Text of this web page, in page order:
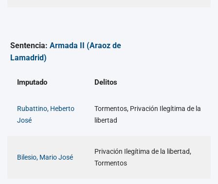
Sentencia:Armada II (Araoz de
Lamadrid)
Imputado Delitos
Rubattino, Heberto
José
Tormentos, Privación Ilegítima de la
libertad
Bilesio, Mario José
Privación Ilegítima de la libertad,
Tormentos